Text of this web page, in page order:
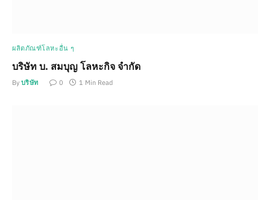
ผลิตภัณฑ์โลหะอื่น ๆ
บริษัท บ. สมบุญ โลหะกิจ จำกัด
By บริษัท 0 1 Min Read